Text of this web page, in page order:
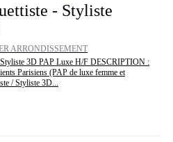
- Styliste
ARRONDISSEMENT
3D PAP Luxe H/F DESCRIPTION :
Parisiens (PAP de luxe femme et
/ Styliste 3D...